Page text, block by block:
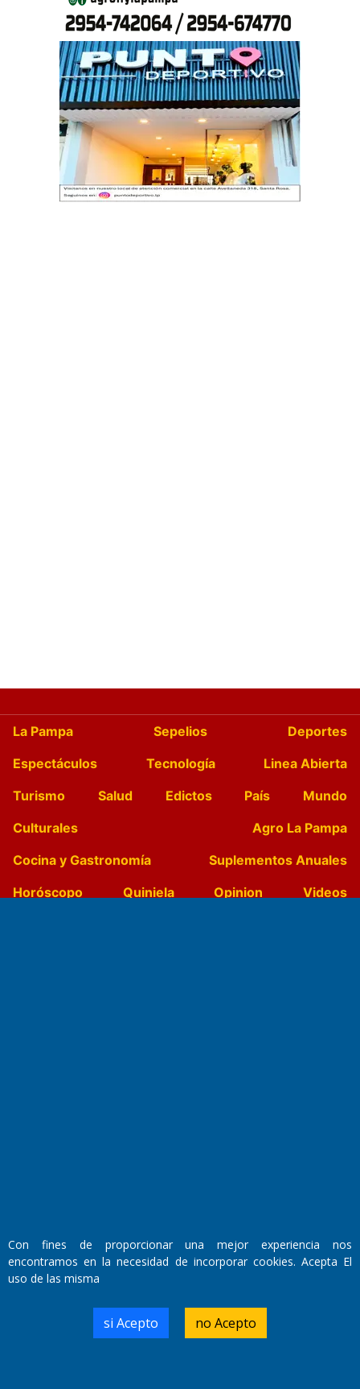
La Pampa Sepelios
Deportes
Espectáculos
Tecnología
Linea Abierta
Turismo
Salud Edictos País
Mundo
Culturales
Agro La Pampa
Cocina y Gastronomía
Suplementos Anuales
Horóscopo
Quiniela Opinion
Videos
Primera edición: Domingo 3 de Mayo de 1992
Miembro de ADIRA,ADEPA y CPPAL
Propietario: El Diario SRL
Walter René Goñi
Con fines de proporcionar una mejor experiencia nos
encontramos en la necesidad de incorporar cookies. Acepta El
uso de las misma
si Acepto no Acepto